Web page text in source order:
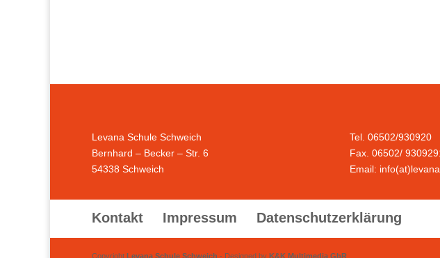
Levana Schule Schweich
Bernhard – Becker – Str. 6
54338 Schweich
Tel. 06502/930920
Fax. 06502/
Email:
Kontakt Impressum Datenschutzerklärung
Copyright Levana Schule Schweich - Designed by K&K Multimedia GbR